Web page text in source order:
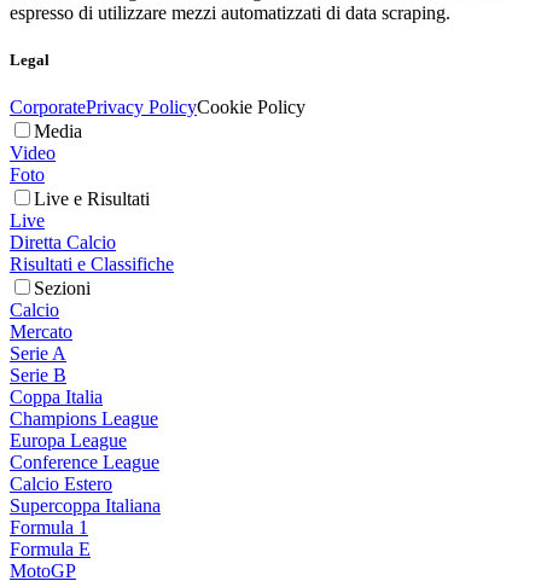
espresso di utilizzare mezzi automatizzati di data scraping.
Legal
CorporatePrivacy PolicyCookie Policy
Media
Video
Foto
Live e Risultati
Live
Diretta Calcio
Risultati e Classifiche
Sezioni
Calcio
Mercato
Serie A
Serie B
Coppa Italia
Champions League
Europa League
Conference League
Calcio Estero
Supercoppa Italiana
Formula 1
Formula E
MotoGP